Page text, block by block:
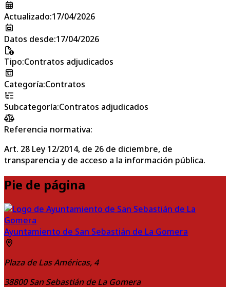
Actualizado:17/04/2026
Datos desde:17/04/2026
Tipo:Contratos adjudicados
Categoría:Contratos
Subcategoría:Contratos adjudicados
Referencia normativa:
Art. 28 Ley 12/2014, de 26 de diciembre, de
transparencia y de acceso a la información pública.
Pie de página
Ayuntamiento de San Sebastián de La Gomera
Plaza de Las Américas, 4
38800 San Sebastián de La Gomera